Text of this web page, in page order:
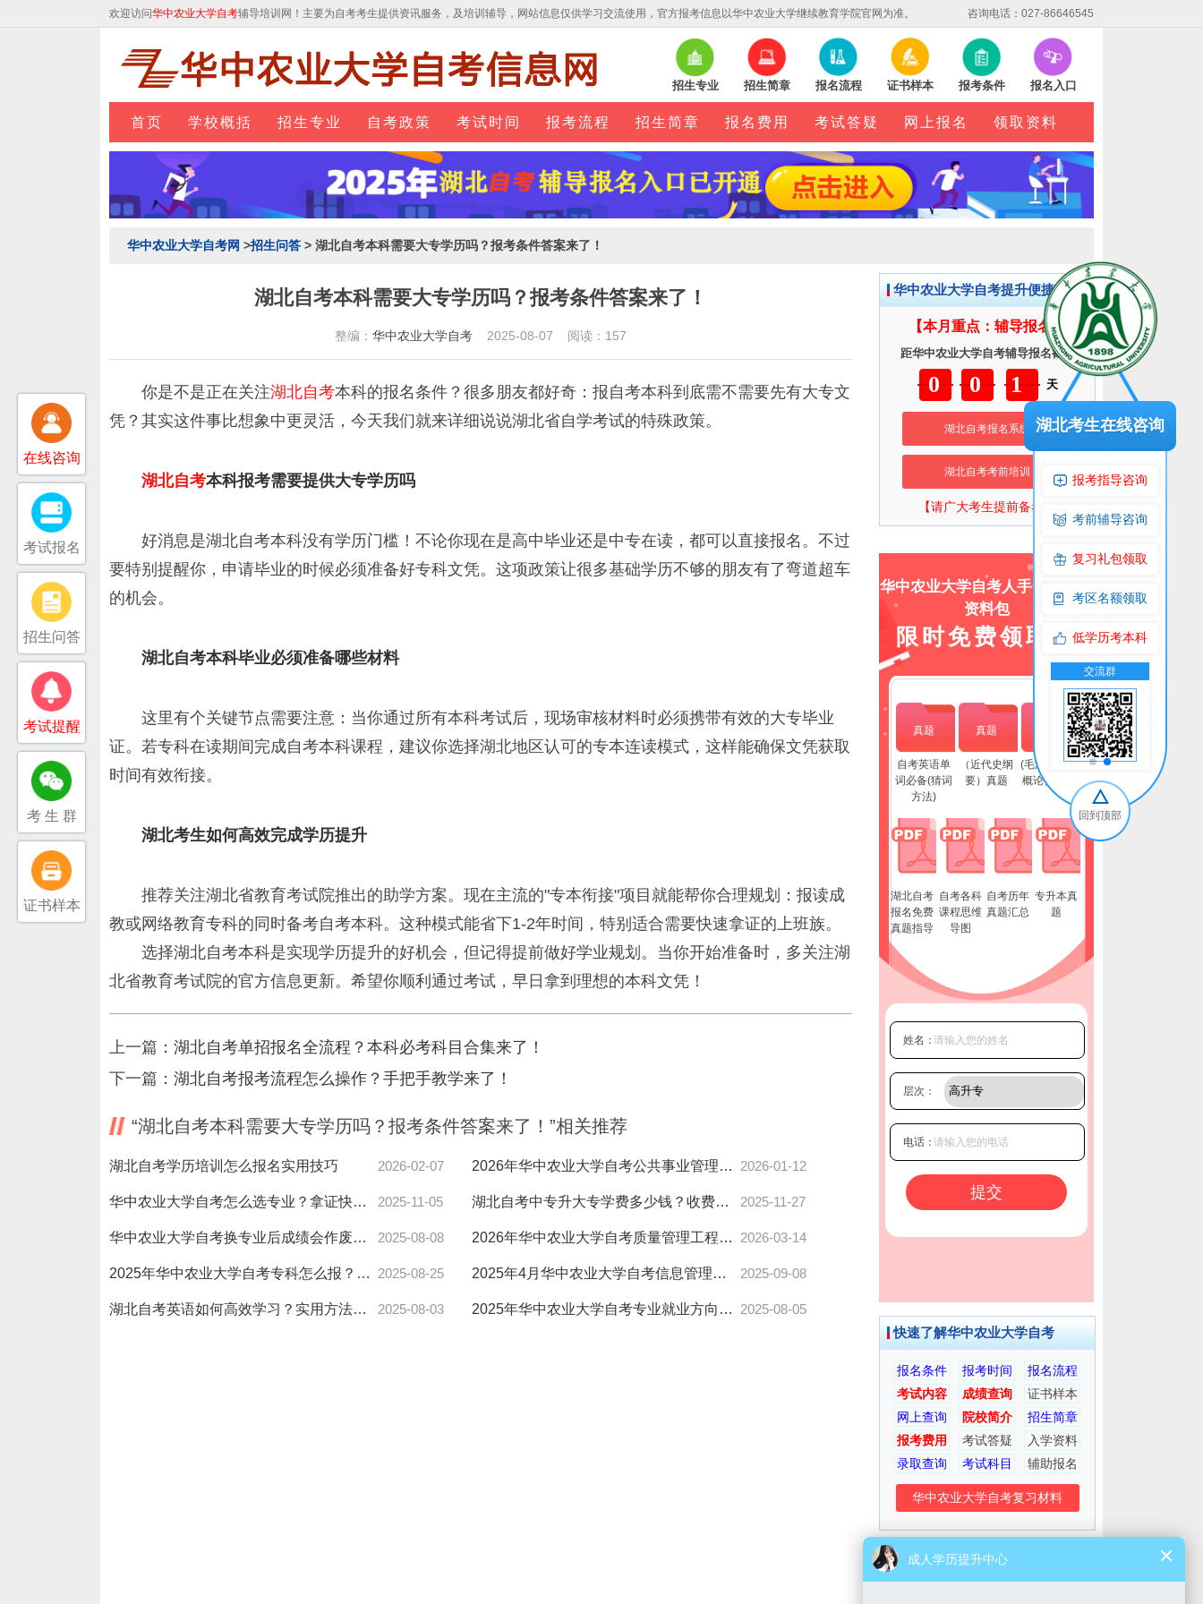
欢迎访问华中农业大学自考辅导培训网！主要为自考考生提供资讯服务，及培训辅导，网站信息仅供学习交流使用，官方报考信息以华中农业大学继续教育学院官网为准。 咨询电话：027-86646545
招生专业 招生简章 报名流程 证书样本 报考条件 报名入口
首页 学校概括 招生专业 自考政策 考试时间 报考流程 招生简章 报名费用 考试答疑 网上报名 领取资料
华中农业大学自考网 >招生问答 > 湖北自考本科需要大专学历吗？报考条件答案来了！
湖北自考本科需要大专学历吗？报考条件答案来了！
整编： 华中农业大学自考 2025-08-07 阅读：157
你是不是正在关注湖北自考本科的报名条件？很多朋友都好奇：报自考本科到底需不需要先有大专文
凭？其实这件事比想象中更灵活，今天我们就来详细说说湖北省自学考试的特殊政策。
湖北自考本科报考需要提供大专学历吗
好消息是湖北自考本科没有学历门槛！不论你现在是高中毕业还是中专在读，都可以直接报名。不过
要特别提醒你，申请毕业的时候必须准备好专科文凭。这项政策让很多基础学历不够的朋友有了弯道超车
的机会。
湖北自考本科毕业必须准备哪些材料
这里有个关键节点需要注意：当你通过所有本科考试后，现场审核材料时必须携带有效的大专毕业
证。若专科在读期间完成自考本科课程，建议你选择湖北地区认可的专本连读模式，这样能确保文凭获取
时间有效衔接。
湖北考生如何高效完成学历提升
推荐关注湖北省教育考试院推出的助学方案。现在主流的"专本衔接"项目就能帮你合理规划：报读成
教或网络教育专科的同时备考自考本科。这种模式能省下1-2年时间，特别适合需要快速拿证的上班族。
选择湖北自考本科是实现学历提升的好机会，但记得提前做好学业规划。当你开始准备时，多关注湖
北省教育考试院的官方信息更新。希望你顺利通过考试，早日拿到理想的本科文凭！
上一篇： 湖北自考单招报名全流程？本科必考科目合集来了！
下一篇： 湖北自考报考流程怎么操作？手把手教学来了！
“湖北自考本科需要大专学历吗？报考条件答案来了！”相关推荐
湖北自考学历培训怎么报名实用技巧 2026-02-07 2026年华中农业大学自考公共事业管理本科报名材料有哪些？ 2026-01-12
华中农业大学自考怎么选专业？拿证快攻略看这里！ 2025-11-05 湖北自考中专升大专学费多少钱？收费标准全解析 2025-11-27
华中农业大学自考换专业后成绩会作废吗？成绩保留年限+重要解答速看！ 2025-08-08 2026年华中农业大学自考质量管理工程本科报名费用来了！ 2026-03-14
2025年华中农业大学自考专科怎么报？报名流程全攻略 2025-08-25 2025年4月华中农业大学自考信息管理与信息系统(26年停考)本科报名条件 2025-09-08
湖北自考英语如何高效学习？实用方法与技巧全解析 2025-08-03 2025年华中农业大学自考专业就业方向及优势全揭秘！ 2025-08-05
华中农业大学自考提升便捷服务
【本月重点：辅导报名】
距华中农业大学自考辅导报名截止
001天
湖北自考报名系统
湖北自考考前培训
【请广大考生提前备考】
华中农业大学自考人手一份上岸
资料包
限时免费领取！
真题
自考英语单
词必备(猜词
方法)
真题
（近代史纲
要）真题
(毛泽东思想
概论）真题
湖北自考
报名免费
真题指导
自考各科
课程思维
导图
自考历年
真题汇总
专升本真
题
姓名：
层次：
电话：
快速了解华中农业大学自考
报名条件 报考时间
报名流程
考试内容
成绩查询
证书样本
网上查询
院校简介
招生简章
报考费用
考试答疑
入学资料
录取查询
考试科目 辅助报名
华中农业大学自考复习材料
考生交流群
在线咨询
考试报名
招生问答
考试提醒
考 生 群
证书样本
湖北考生在线咨询
报考指导咨询
考前辅导咨询
复习礼包领取
考区名额领取
低学历考本科
交流群 交流群
回到顶部